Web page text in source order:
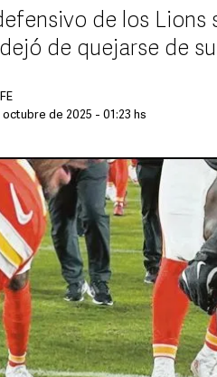
de los Lions
de quejarse de
octubre de 2025 - 01:23 hs